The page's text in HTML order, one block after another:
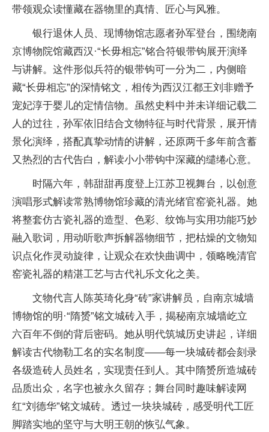
带领观众读懂藏在器物里的真情、匠心与风雅。
银行退休人员、现博物馆志愿者孙军登台，围绕南
京博物院馆藏西汉·“长毋相忘”铭合符银带钩展开演绎
与讲解。这件形似兵符的银带钩可一分为二，内侧暗
藏“长毋相忘”的深情铭文，相传为西汉江都王刘非赠予
宠妃淳于婴儿的定情信物。虽然史料中并未详细记载二
人的过往，孙军依旧结合文物特征与时代背景，展开情
景化演绎，搭配真挚动情的讲解，还原两千多年前含蓄
又热烈的古代告白，解读小小带钩中深藏的缱绻心意。
时隔六年，韩甜甜再度登上江苏卫视舞台，以创意
演唱形式解读常熟博物馆珍藏的清光绪官窑瓷礼器。她
将整套仿古瓷礼器的造型、色彩、纹饰与实用功能巧妙
融入歌词，用动听歌声拆解器物细节，把枯燥的文物知
识点化作灵动旋律，让观众在欢快曲调中，领略晚清官
窑瓷礼器的精湛工艺与古代礼乐文化之美。
文物代言人陈英琦化身“砖”家讲解员，自南京城墙
博物馆的明·“隋赟”铭文城砖入手，揭秘南京城墙屹立
六百年不倒的背后密码。她从明代筑城历史讲起，详细
解读古代物勒工名的实名制度——每一块城砖都会刻录
各级造砖人员姓名，实现责任到人。其中隋赟所造城砖
品质出众，名字也被永久留存；舞台同时趣味解读网
红“刘德华”铭文城砖。透过一块块城砖，感受明代工匠
脚踏实地的坚守与大明王朝的恢弘气象。